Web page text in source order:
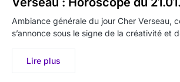
Ambiance générale du jour Cher Verseau,
s’annonce sous le signe de la créativité et
Lire plus